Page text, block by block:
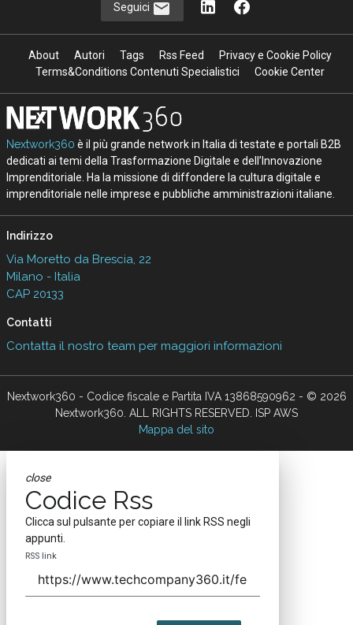
Seguici
About Autori Tags Rss Feed
Privacy e Cookie Policy
Terms&Conditions Contenuti Specialistici
Cookie Center
Nextwork360 è il più grande network in Italia di testate e portali B2B
dedicati ai temi della Trasformazione Digitale e dell’Innovazione
Imprenditoriale. Ha la missione di diffondere la cultura digitale e
imprenditoriale nelle imprese e pubbliche amministrazioni italiane.
Indirizzo
Via Moretto da Brescia, 22
Milano - Italia
CAP 20133
Contatti
Contatta il nostro team per maggiori informazioni
Nextwork360 - Codice fiscale e Partita IVA 13868590962 - © 2026
Nextwork360. ALL RIGHTS RESERVED. ISP AWS
Mappa del sito
close
Codice Rss
Clicca sul pulsante per copiare il link RSS negli
appunti.
RSS link